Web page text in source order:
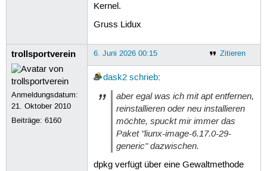
Adding boot menu entry for UEFI
Fehler: Incorrect command.
Syntax errors are detected in
and /etc/grub.d/* files or please
/boot/grub/grub.cfg.new file
run-parts: /etc/kernel/postrm.d/zz-
dpkg: Fehler beim Bearbeiten des
»altes postrm-Betreuerskript des
dpkg: Zu viele Fehler, Abbruch
Fehler traten auf beim Bearbeiten
linux-image-6.17.0-29-generic
Bearbeitung wurde angehalten, da
Kernel.
Gruss Lidux
trollsportverein
Anmeldungsdatum:
21. Oktober 2010
Beiträge:6160
Zitieren
6. Juni 2026 00:15
dask2 schrieb:
aber egal was ich mit apt entfernen,
reinstallieren oder neu installieren
möchte, spuckt mir immer das
Paket "liunx-image-6.17.0-29-
generic" dazwischen.
dpkg verfügt über eine Gewaltmethode